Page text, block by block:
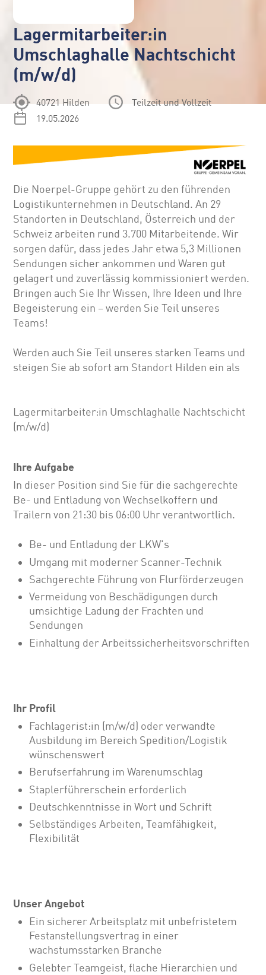
Lagermitarbeiter:in
Umschlaghalle Nachtschicht
(m/w/d)
40721 Hilden
Teilzeit und Vollzeit
19.05.2026
Die Noerpel-Gruppe gehört zu den führenden
Logistikunternehmen in Deutschland. An 29
Standorten in Deutschland, Österreich und der
Schweiz arbeiten rund 3.700 Mitarbeitende. Wir
sorgen dafür, dass jedes Jahr etwa 5,3 Millionen
Sendungen sicher ankommen und Waren gut
gelagert und zuverlässig kommissioniert werden.
Bringen auch Sie Ihr Wissen, Ihre Ideen und Ihre
Begeisterung ein – werden Sie Teil unseres
Teams!
Werden auch Sie Teil unseres starken Teams und
steigen Sie ab sofort am Standort Hilden ein als
Lagermitarbeiter:in Umschlaghalle Nachtschicht
(m/w/d)
Ihre Aufgabe
In dieser Position sind Sie für die sachgerechte
Be- und Entladung von Wechselkoffern und
Trailern von 21:30 bis 06:00 Uhr verantwortlich.
Be- und Entladung der LKW's
Umgang mit moderner Scanner-Technik
Sachgerechte Führung von Flurförderzeugen
Vermeidung von Beschädigungen durch
umsichtige Ladung der Frachten und
Sendungen
Einhaltung der Arbeitssicherheitsvorschriften
Ihr Profil
Fachlagerist:in (m/w/d) oder verwandte
Ausbildung im Bereich Spedition/Logistik
wünschenswert
Berufserfahrung im Warenumschlag
Staplerführerschein erforderlich
Deutschkenntnisse in Wort und Schrift
Selbständiges Arbeiten, Teamfähigkeit,
Flexibilität
Unser Angebot
Ein sicherer Arbeitsplatz mit unbefristetem
Festanstellungsvertrag in einer
wachstumsstarken Branche
Gelebter Teamgeist, flache Hierarchien und